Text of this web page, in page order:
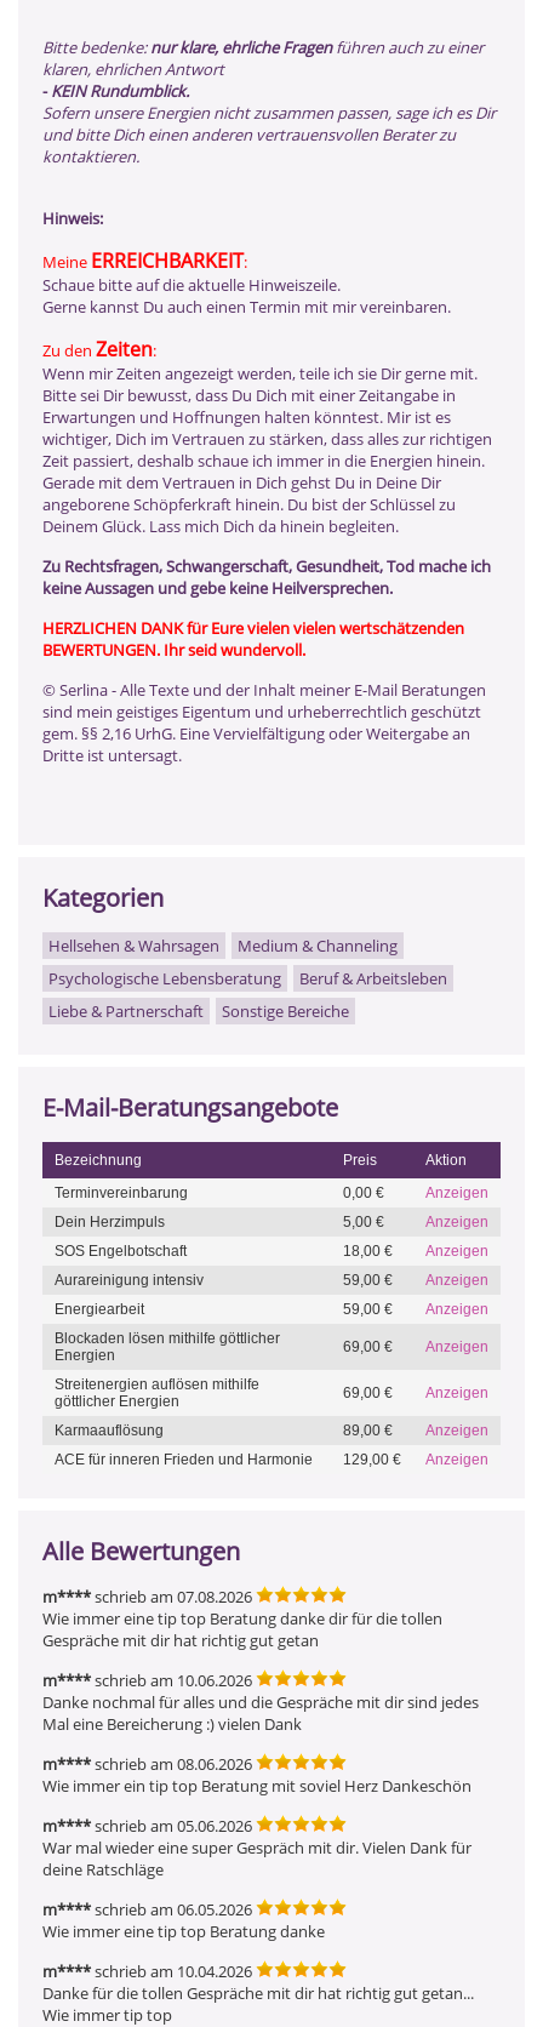
Bitte bedenke: nur klare, ehrliche Fragenführen auch zu einer
klaren, ehrlichen Antwort
-KEIN Rundumblick.
Sofern unsere Energien nicht zusammen passen, sage ich es Dir
und bitte Dich einen anderen vertrauensvollen Berater zu
kontaktieren.
Hinweis:
Meine ERREICHBARKEIT:
Schaue bitte auf die aktuelle Hinweiszeile.
Gerne kannst Du auch einen Termin mit mir vereinbaren.
Zu den Zeiten:
Wenn mir Zeiten angezeigt werden, teile ich sie Dir gerne mit.
Bitte sei Dir bewusst, dass Du Dich mit einer Zeitangabe in
Erwartungen und Hoffnungen halten könntest. Mir ist es
wichtiger, Dich im Vertrauen zu stärken, dass alles zur richtigen
Zeit passiert, deshalb schaue ich immer in die Energien hinein.
Gerade mit dem Vertrauen in Dich gehst Du in Deine Dir
angeborene Schöpferkraft hinein. Du bist der Schlüssel zu
Deinem Glück. Lass mich Dich da hinein begleiten.
Zu Rechtsfragen, Schwangerschaft, Gesundheit, Tod mache ich
keine Aussagen und gebe keine Heilversprechen.
HERZLICHEN DANK für Eure vielen vielen wertschätzenden
BEWERTUNGEN. Ihr seid wundervoll.
© Serlina - Alle Texte und der Inhalt meiner E-Mail Beratungen
sind mein geistiges Eigentum und urheberrechtlich geschützt
gem. §§ 2,16 UrhG. Eine Vervielfältigung oder Weitergabe an
Dritte ist untersagt.
Kategorien
Hellsehen & Wahrsagen
Medium & Channeling
Psychologische Lebensberatung
Beruf & Arbeitsleben
Liebe & Partnerschaft
Sonstige Bereiche
E-Mail-Beratungsangebote
Bezeichnung Preis
Aktion
Terminvereinbarung
0,00 €
Anzeigen
Dein Herzimpuls
5,00 €
Anzeigen
SOS Engelbotschaft
18,00 €
Anzeigen
Aurareinigung intensiv
59,00 €
Anzeigen
Energiearbeit
59,00 €
Anzeigen
Blockaden lösen mithilfe göttlicher
Energien
69,00 € Anzeigen
Streitenergien auflösen mithilfe
göttlicher Energien
69,00 € Anzeigen
Karmaauflösung 89,00 €
Anzeigen
ACE für inneren Frieden und Harmonie
129,00 € Anzeigen
Alle Bewertungen
m****schrieb am 07.08.2026
Wie immer eine tip top Beratung danke dir für die tollen
Gespräche mit dir hat richtig gut getan
m****schrieb am 10.06.2026
Danke nochmal für alles und die Gespräche mit dir sind jedes
Mal eine Bereicherung :) vielen Dank
m****schrieb am 08.06.2026
Wie immer ein tip top Beratung mit soviel Herz Dankeschön
m****schrieb am 05.06.2026
War mal wieder eine super Gespräch mit dir. Vielen Dank für
deine Ratschläge
m****schrieb am 06.05.2026
Wie immer eine tip top Beratung danke
m****schrieb am 10.04.2026
Danke für die tollen Gespräche mit dir hat richtig gut getan...
Wie immer tip top